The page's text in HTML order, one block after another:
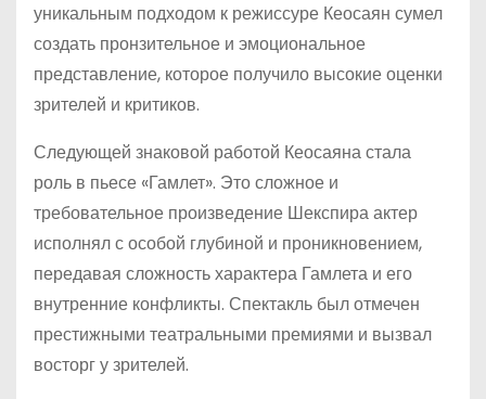
уникальным подходом к режиссуре Кеосаян сумел
создать пронзительное и эмоциональное
представление, которое получило высокие оценки
зрителей и критиков.
Следующей знаковой работой Кеосаяна стала
роль в пьесе «Гамлет». Это сложное и
требовательное произведение Шекспира актер
исполнял с особой глубиной и проникновением,
передавая сложность характера Гамлета и его
внутренние конфликты. Спектакль был отмечен
престижными театральными премиями и вызвал
восторг у зрителей.